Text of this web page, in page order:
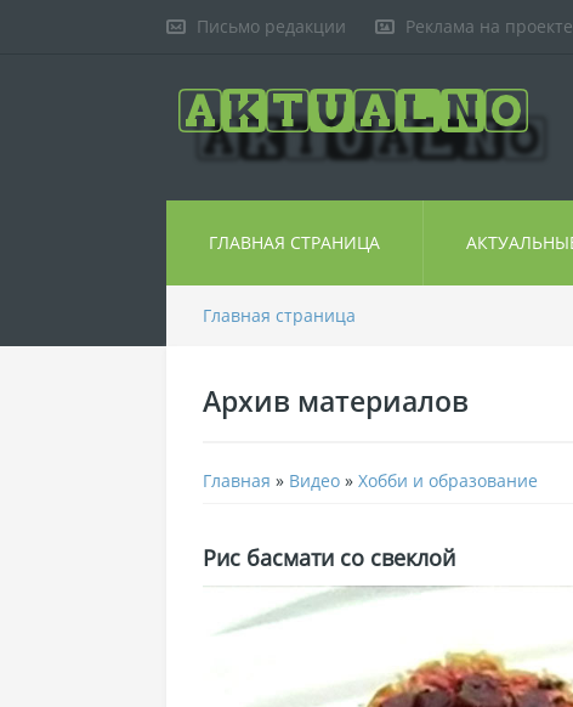
Письмо редакции Реклама на проекте
ГЛАВНАЯ СТРАНИЦА
Главная страница
Архив материалов
Главная » Видео » Хобби и образование
Рис басмати со свеклой